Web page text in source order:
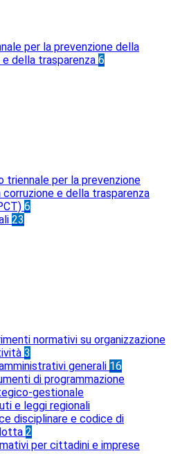
per la prevenzione della
della trasparenza 6
triennale per la prevenzione
corruzione e della trasparenza
6
23
normativi su organizzazione
3
generali 16
di programmazione
gestionale
e leggi regionali
disciplinare e codice di
2
per cittadini e imprese